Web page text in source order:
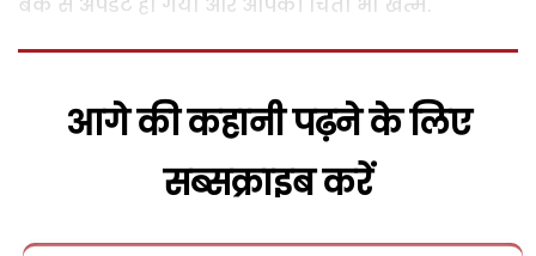
बैंक से अपडेट हो गया और आपकी चिंता भी खत्म.
आगे की कहानी पढ़ने के लिए
सब्सक्राइब करें